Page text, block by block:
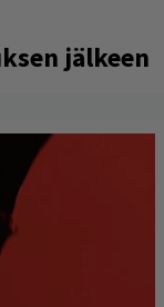
jälkeen